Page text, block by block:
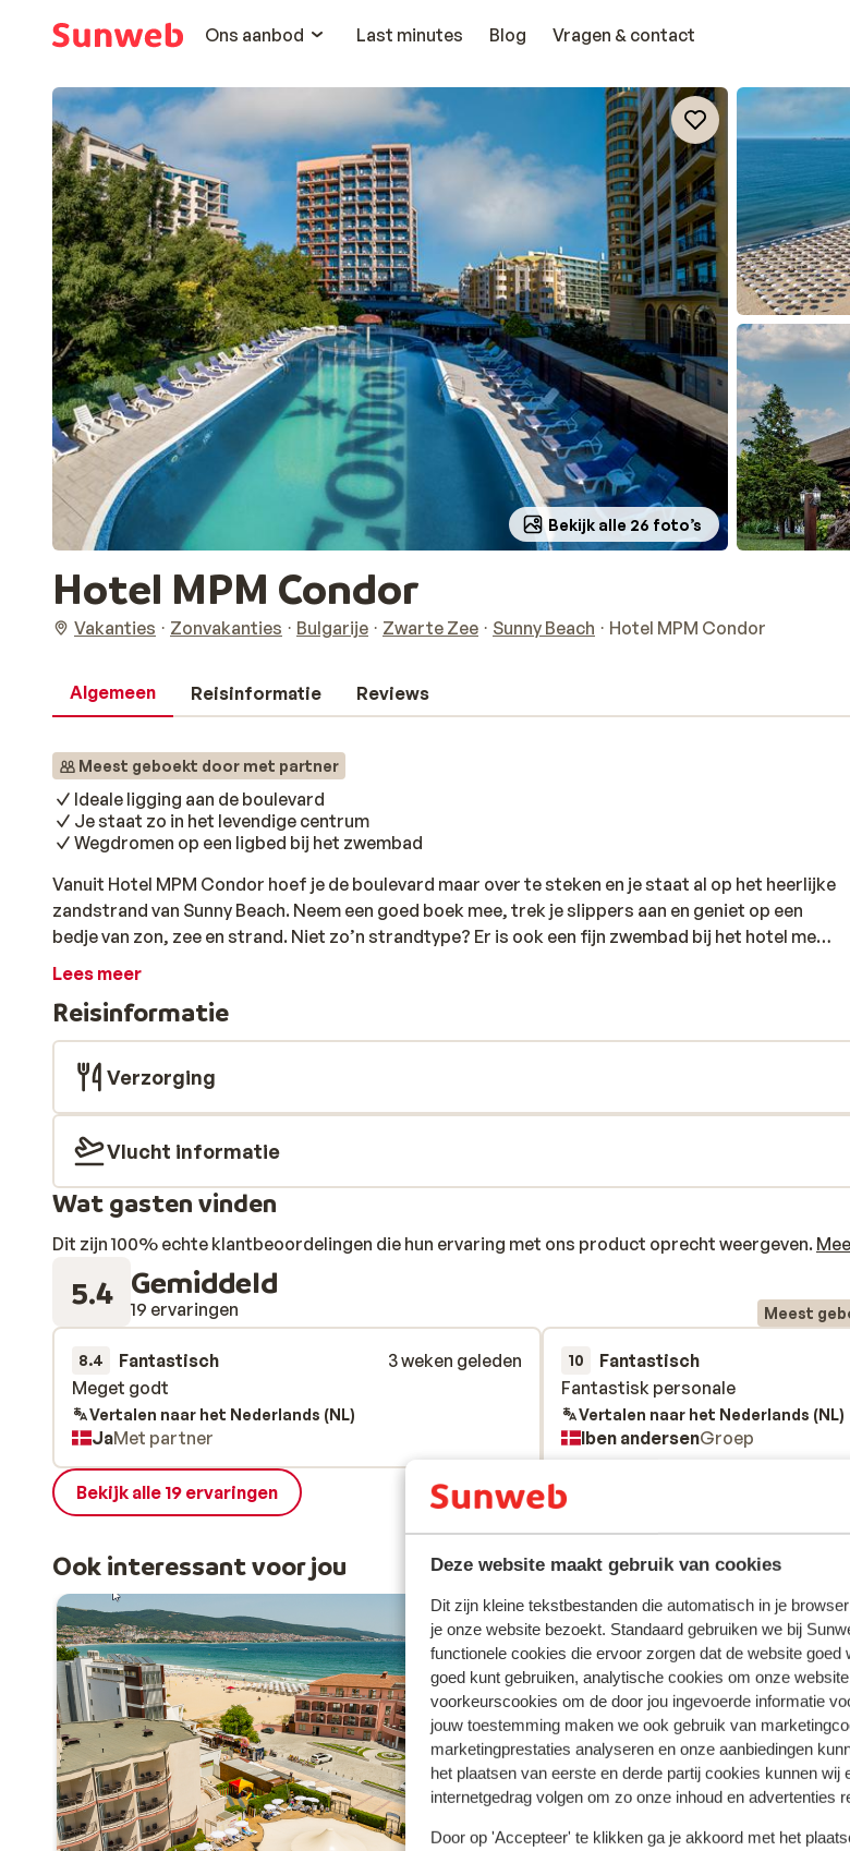
Deze website maakt gebruik van cookies
Dit zijn kleine tekstbestanden die automatisch in je
je onze website bezoekt. Standaard gebruiken we bij
functionele cookies die ervoor zorgen dat de website goed
goed kunt gebruiken, analytische cookies om onze
voorkeurscookies om de door jou ingevoerde informatie
jouw toestemming maken we ook gebruik van
marketingprestaties analyseren en onze aanbiedingen
het plaatsen van eerste en derde partij cookies kunnen wij
internetgedrag volgen om zo onze inhoud en advertenties
Door op 'Accepteer' te klikken ga je akkoord met het
Ons aanbod
Last minutes Blog Vragen & contact
Bekijk alle 26 foto’s
Hotel MPM Condor
Vakanties Zonvakanties Bulgarije Zwarte Zee Sunny Beach Hotel MPM Condor
Algemeen Reisinformatie Reviews
Meest geboekt door met partner
Ideale ligging aan de boulevard
Je staat zo in het levendige centrum
Wegdromen op een ligbed bij het zwembad
Vanuit Hotel MPM Condor hoef je de boulevard maar over te steken en je staat al op het heerlijke
zandstrand van Sunny Beach. Neem een goed boek mee, trek je slippers aan en geniet op een
bedje van zon, zee en strand. Niet zo’n strandtype? Er is ook een fijn zwembad bij het hotel met
daaromheen ligbedjes met parasols. Na het zonnen trek je jezelf even terug in je hotelkamer.
je op voor een gezellige avond. Het levendige centrum ligt vlakbij, met leuke winkeltjes, bars en
restaurants voor het uitkiezen.
Lees meer
Reisinformatie
Verzorging
Vlucht informatie
Wat gasten vinden
Dit zijn 100% echte klantbeoordelingen die hun ervaring met ons product oprecht weergeven.
5.4 Gemiddeld
19 ervaringen Meest
8.4 Fantastisch
3 weken geleden
Meget godt
Meget godt
Vertalen naar het Nederlands (NL)
JaMet partner
10 Fantastisch
Fantastisk personale
Fantastisk personale
Vertalen naar het Nederlands (NL)
Iben andersenGroep
Bekijk alle 19 ervaringen
Ook interessant voor jou